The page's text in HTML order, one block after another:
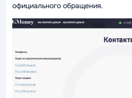
официального обращения.